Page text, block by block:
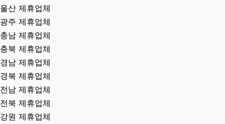
울산 제휴업체
광주 제휴업체
충남 제휴업체
충북 제휴업체
경남 제휴업체
경북 제휴업체
전남 제휴업체
전북 제휴업체
강원 제휴업체